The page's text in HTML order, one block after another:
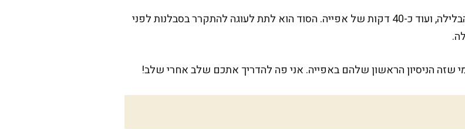
המתכון הזה דורש בערך 15 דקות עבודה להכנת הבלילה, ועוד כ-40 דקות של אפייה. הסוד הוא לתת לעוגה להתקרר בסבלנות לפני
שזה הניסיון הראשון שלהם באפייה. אני פה להדריך אתכם שלב אחרי שלב!